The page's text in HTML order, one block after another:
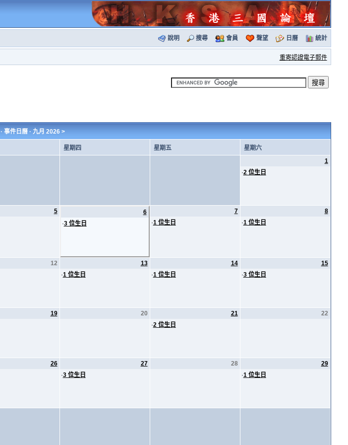
說明 搜尋 會員 聲望 日曆 統計
重寄認證電子郵件
· 事件日曆 ·九月 2026 >
星期四 星期五
星期六
1
·2 位生日
5
6
·3 位生日
7
·1 位生日
8
·1 位生日
12
13
·1 位生日
14
·1 位生日
15
·3 位生日
19
20
21
·2 位生日
22
26
27
·3 位生日
28
29
·1 位生日